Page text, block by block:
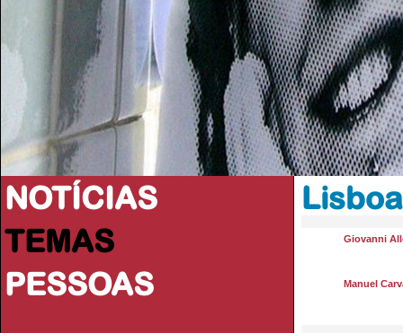
NOTÍCIAS
TEMAS
PESSOAS
Lisboa
Giovanni
Manuel